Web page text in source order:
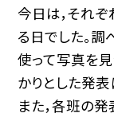
今日は，それ
る日でした。
使って写真を
かりとした発表
また，各班の